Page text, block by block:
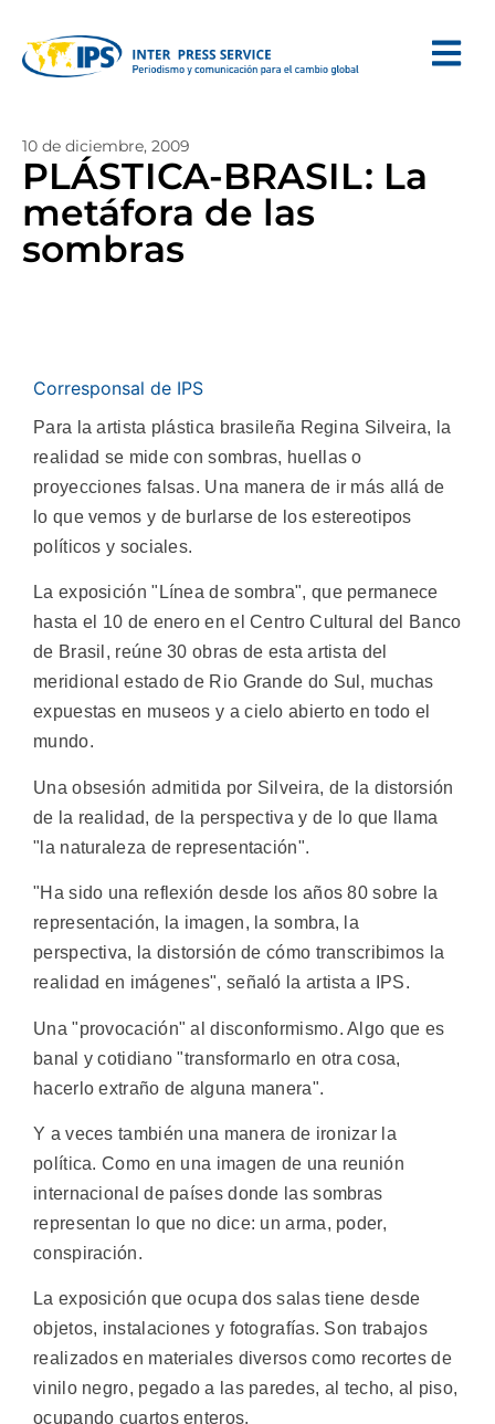
10 de diciembre, 2009
PLÁSTICA-BRASIL: La
metáfora de las
sombras
Corresponsal de IPS
Para la artista plástica brasileña Regina Silveira, la
realidad se mide con sombras, huellas o
proyecciones falsas. Una manera de ir más allá de
lo que vemos y de burlarse de los estereotipos
políticos y sociales.
La exposición "Línea de sombra", que permanece
hasta el 10 de enero en el Centro Cultural del Banco
de Brasil, reúne 30 obras de esta artista del
meridional estado de Rio Grande do Sul, muchas
expuestas en museos y a cielo abierto en todo el
mundo.
Una obsesión admitida por Silveira, de la distorsión
de la realidad, de la perspectiva y de lo que llama
"la naturaleza de representación".
"Ha sido una reflexión desde los años 80 sobre la
representación, la imagen, la sombra, la
perspectiva, la distorsión de cómo transcribimos la
realidad en imágenes", señaló la artista a IPS.
Una "provocación" al disconformismo. Algo que es
banal y cotidiano "transformarlo en otra cosa,
hacerlo extraño de alguna manera".
Y a veces también una manera de ironizar la
política. Como en una imagen de una reunión
internacional de países donde las sombras
representan lo que no dice: un arma, poder,
conspiración.
La exposición que ocupa dos salas tiene desde
objetos, instalaciones y fotografías. Son trabajos
realizados en materiales diversos como recortes de
vinilo negro, pegado a las paredes, al techo, al piso,
ocupando cuartos enteros.